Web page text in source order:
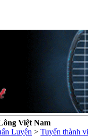
Việt Nam
Luyện > Tuyển thành